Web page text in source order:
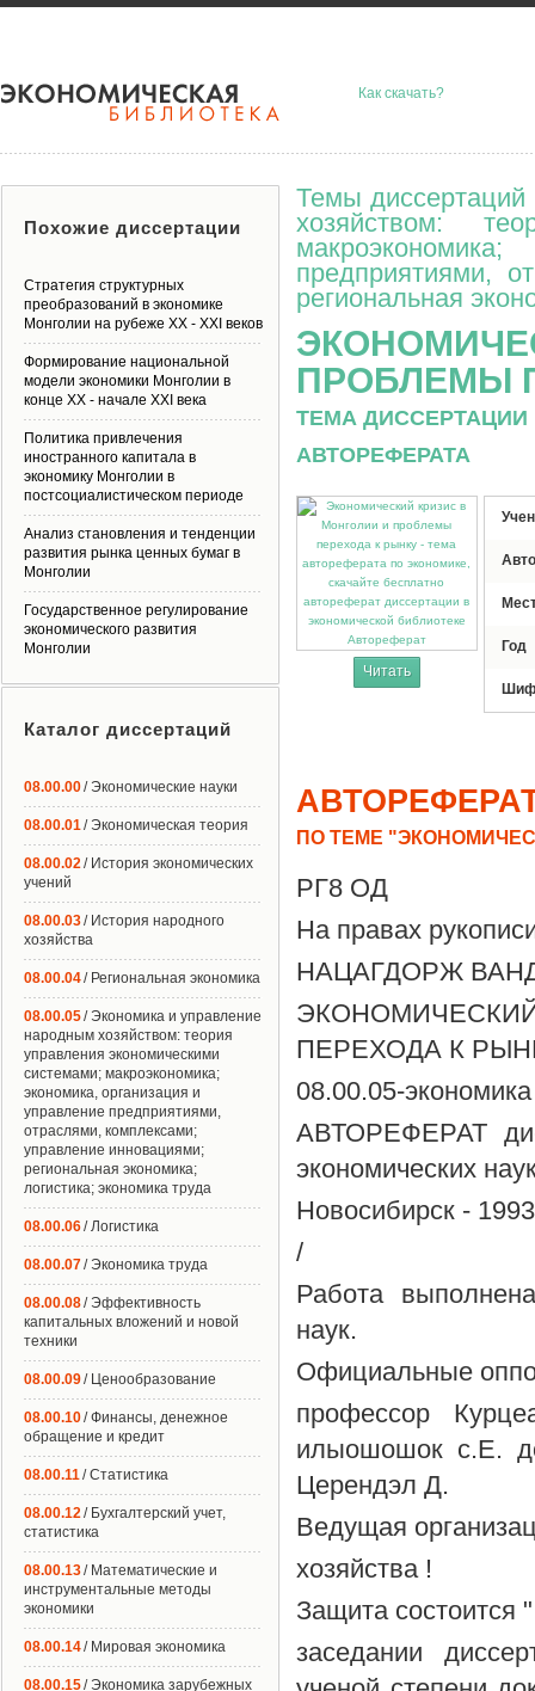
Как скачать?
Темы диссертаций
хозяйством:
предприятиями,
региональная
ПРОБЛЕМЫ
ТЕМА
АВТОРЕФЕРАТА
Автореферат
Читать
Год
ПО ТЕМЕ
РГ8 ОД
На правах
НАЦАГДОРЖ
ПЕРЕХОДА К
08.00.05-
АВТОРЕФЕРАТ
экономических
Новосибирск - 1993
/
Работа
наук.
Официальные
профессор
илыошошок с.Е.
Церендэл Д.
Ведущая
хозяйства !
Защита состоится
заседании
Похожие диссертации
Стратегия структурных
преобразований в экономике
Монголии на рубеже XX - XXI веков
Формирование национальной
модели экономики Монголии в
конце XX - начале XXI века
Политика привлечения
иностранного капитала в
экономику Монголии в
постсоциалистическом периоде
Анализ становления и тенденции
развития рынка ценных бумаг в
Монголии
Государственное регулирование
экономического развития
Монголии
Каталог диссертаций
08.00.00/ Экономические науки
08.00.01/ Экономическая теория
08.00.02/ История экономических
учений
08.00.03/ История народного
хозяйства
08.00.04/ Региональная экономика
08.00.05/ Экономика и управление
народным хозяйством: теория
управления экономическими
системами; макроэкономика;
экономика, организация и
управление предприятиями,
отраслями, комплексами;
управление инновациями;
региональная экономика;
логистика; экономика труда
08.00.06/ Логистика
08.00.07/ Экономика труда
08.00.08/ Эффективность
капитальных вложений и новой
техники
08.00.09/ Ценообразование
08.00.10/ Финансы, денежное
обращение и кредит
08.00.11/ Статистика
08.00.12/ Бухгалтерский учет,
статистика
08.00.13/ Математические и
инструментальные методы
экономики
08.00.14/ Мировая экономика
08.00.15/ Экономика зарубежных